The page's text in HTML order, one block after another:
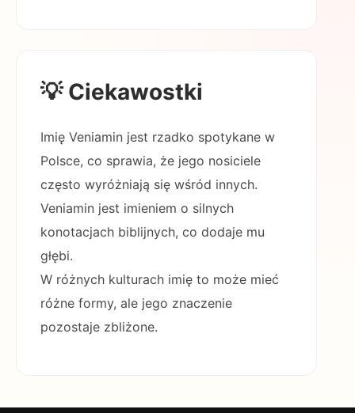
💡 Ciekawostki
Imię Veniamin jest rzadko spotykane w
Polsce, co sprawia, że jego nosiciele
często wyróżniają się wśród innych.
Veniamin jest imieniem o silnych
konotacjach biblijnych, co dodaje mu
głębi.
W różnych kulturach imię to może mieć
różne formy, ale jego znaczenie
pozostaje zbliżone.